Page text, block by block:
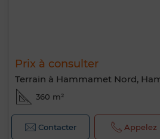
Prix à consulter
Terrain à Hammamet Nord,
360 m²
Contacter Appelez